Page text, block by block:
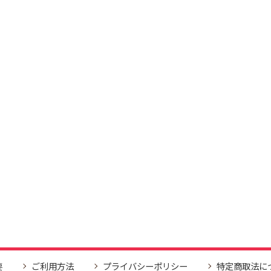
ご利用方法 プライバシーポリシー 特定商取法に